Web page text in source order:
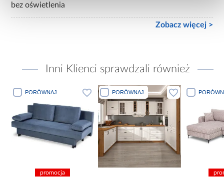
bez oświetlenia
Zobacz więcej >
Inni Klienci sprawdzali również
PORÓWNAJ
promocja
PORÓWNAJ